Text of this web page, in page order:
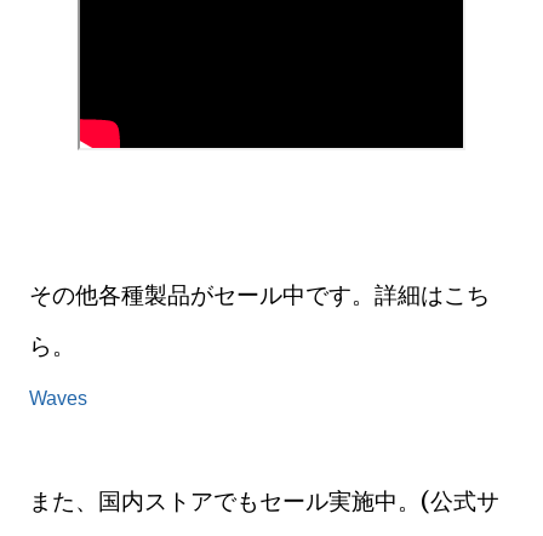
その他各種製品がセール中です。詳細はこち
ら。
Waves
また、国内ストアでもセール実施中。(公式サ